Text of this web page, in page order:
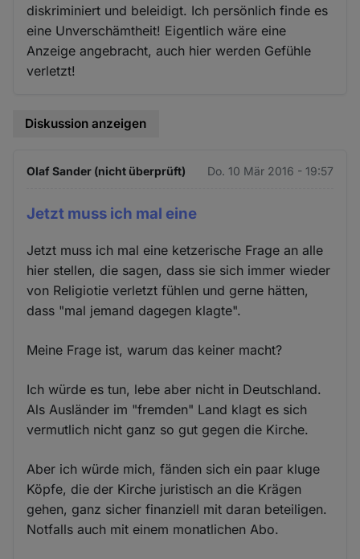
diskriminiert und beleidigt. Ich persönlich finde es
eine Unverschämtheit! Eigentlich wäre eine
Anzeige angebracht, auch hier werden Gefühle
verletzt!
Diskussion anzeigen
Olaf Sander (nicht überprüft) Do. 10 Mär 2016 - 19:57
Jetzt muss ich mal eine
Jetzt muss ich mal eine ketzerische Frage an alle
hier stellen, die sagen, dass sie sich immer wieder
von Religiotie verletzt fühlen und gerne hätten,
dass "mal jemand dagegen klagte".
Meine Frage ist, warum das keiner macht?
Ich würde es tun, lebe aber nicht in Deutschland.
Als Ausländer im "fremden" Land klagt es sich
vermutlich nicht ganz so gut gegen die Kirche.
Aber ich würde mich, fänden sich ein paar kluge
Köpfe, die der Kirche juristisch an die Krägen
gehen, ganz sicher finanziell mit daran beteiligen.
Notfalls auch mit einem monatlichen Abo.